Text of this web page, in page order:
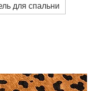
для спальни